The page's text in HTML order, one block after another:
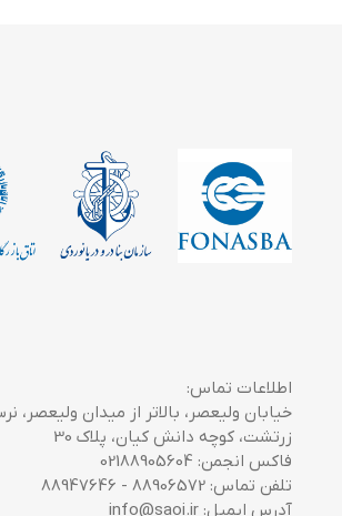
اطلاعات تماس:
خیابان ولیعصر، بالاتر از میدان ولیعصر،
زرتشت، کوچه دانش کیان، پلاک 30
فاکس انجمن: 02188905604
تلفن تماس: 88906572 - 88947646
آدرس ایمیل: info@saoi.ir